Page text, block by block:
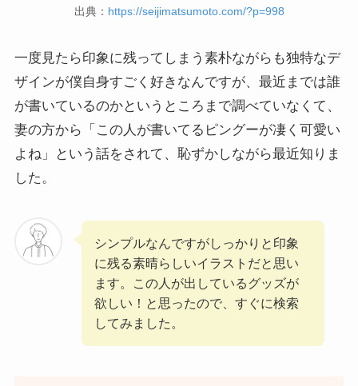
出典： https://seijimatsumoto.com/?p=998
一度見たら印象に残ってしまう素朴ながらも独特なデ
ザインが僕自身すごく好きなんですが、最近までは誰
が書いているのかというところまで調べていなくて、
妻の方から「この人が書いてるピングーが凄く可愛い
よね」という話をされて、恥ずかしながら最近知りま
した。
シンプルなんですがしっかりと印象
に残る素晴らしいイラストだと思い
ます。この人が出しているグッズが
欲しい！と思ったので、すぐに検索
してみました。